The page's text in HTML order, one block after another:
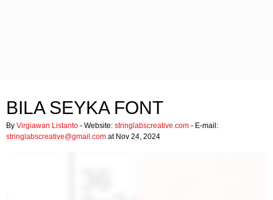
BILA SEYKA FONT
By Virgiawan Listanto - Website: stringlabscreative.com - E-mail:
stringlabscreative@gmail.com at Nov 24, 2024